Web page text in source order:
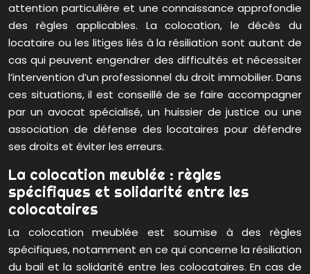
attention particulière et une connaissance approfondie
des règles applicables. La colocation, le décès du
locataire ou les litiges liés à la résiliation sont autant de
cas qui peuvent engendrer des difficultés et nécessiter
l’intervention d’un professionnel du droit immobilier. Dans
ces situations, il est conseillé de se faire accompagner
par un avocat spécialisé, un huissier de justice ou une
association de défense des locataires pour défendre
ses droits et éviter les erreurs.
La colocation meublée : règles
spécifiques et solidarité entre les
colocataires
La colocation meublée est soumise à des règles
spécifiques, notamment en ce qui concerne la résiliation
du bail et la solidarité entre les colocataires. En cas de